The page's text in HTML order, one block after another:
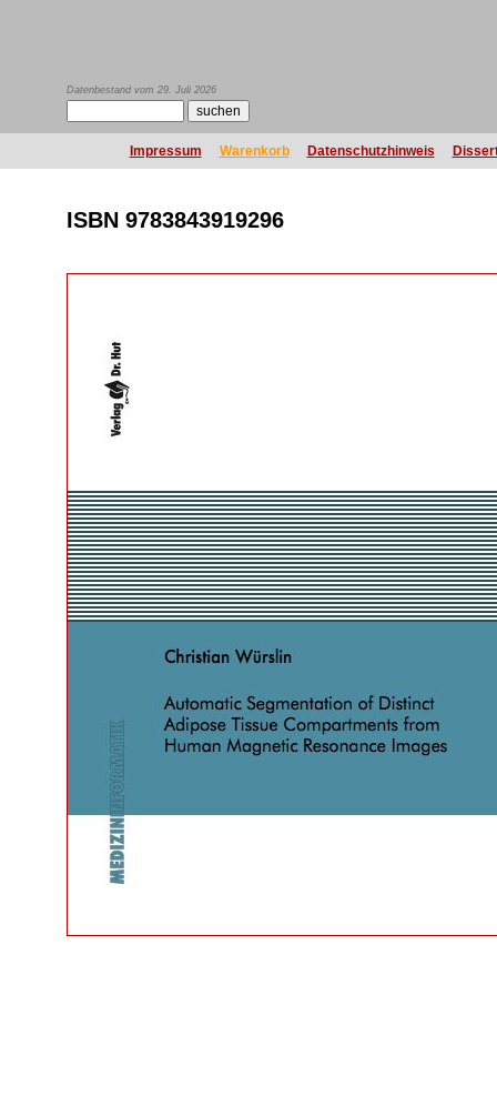
Datenbestand vom 29. Juli 2026
Impressum Warenkorb Datenschutzhinweis
ISBN 9783843919296